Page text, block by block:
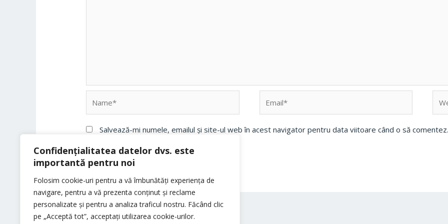
Confidențialitatea datelor dvs. este
importantă pentru noi
Folosim cookie-uri pentru a vă îmbunătăți experiența de
navigare, pentru a vă prezenta conținut și reclame
personalizate și pentru a analiza traficul nostru. Făcând clic
pe „Acceptă tot”, acceptați utilizarea cookie-urilor.
Salvează-mi numele, emailul și site-ul web în acest navigator pentru data viitoare când o să comentez.